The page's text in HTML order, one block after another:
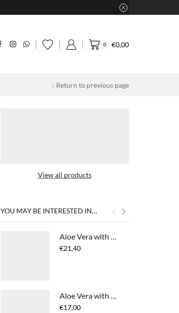
0 €0,00
Return to previous page
View all products
YOU MAY BE INTERESTED IN…
Aloe Vera with Agave Nectar Moisturizing Curl Cream
€21,40
Aloe Vera with Agave Nectar Humidity Resistant Leave-In Conditioner
€17,00